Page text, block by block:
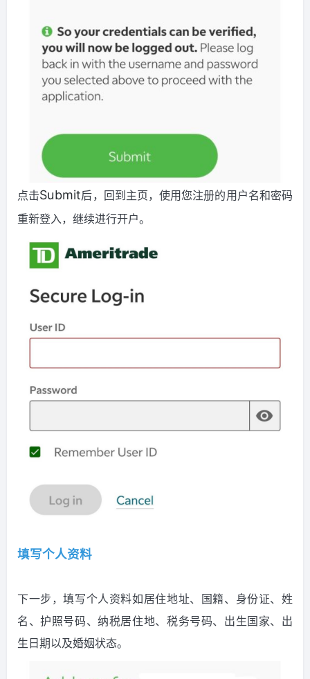
点击Submit后，回到主页，使用您注册的用户名和密码
重新登入，继续进行开户。
填写个人资料
下一步，填写个人资料如居住地址、国籍、身份证、姓
名、护照号码、纳税居住地、税务号码、出生国家、出
生日期以及婚姻状态。